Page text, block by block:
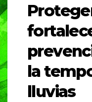
la
lluvias